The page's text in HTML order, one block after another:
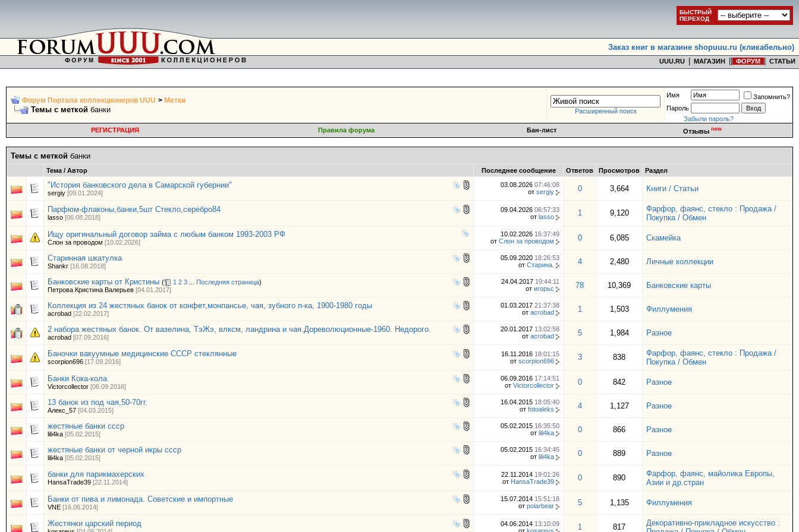
БЫСТРЫЙ
ПЕРЕХОД
Заказ книг в магазине shopuuu.ru (кликабельно)
UUU.RU МАГАЗИН ФОРУМ СТАТЬИ
Форум Портала коллекционеров UUU > Метки
Темы с меткой банки Расширенный поиск
Имя
Запомнить?
Пароль
Забыли пароль?
РЕГИСТРАЦИЯ
Правила форума Бан-лист Отзывы new
Темы с меткой банки
Тема / Автор Последнее сообщение Ответов Просмотров Раздел
"История банковского дела в Самарской губернии"
sergiy [09.01.2024]
03.08.2026 07:46:08
от sergiy 0 3,664 Книги / Статьи
Парфюм-флаконы,банки,5шт Стекло,серебро84
lasso [06.08.2018]
09.04.2026 06:57:33
от lasso 1 9,120
Фарфор, фаянс, стекло : Продажа /
Покупка / Обмен
Ищу оригинальный договор займа с любым банком 1993-2003 РФ
Слон за проводом [10.02.2026]
10.02.2026 16:37:49
от Слон за проводом 0 6,085 Скамейка
Старинная шкатулка
Shankr [16.08.2018]
05.09.2020 18:26:53
от Старина. 4 2,480 Личные коллекции
Банковские карты от Кристины ( 1 2 3 Последняя страница)
Петрова Кристина Валерьев [04.01.2017]
24.04.2017 19:44:11
от игорьс 78 10,369 Банковские карты
Коллекция из 24 жестяных банок от конфет,монпансье, чая, зубного п-ка, 1900-1980 годы
acrobad [22.02.2017]
01.03.2017 21:37:38
от acrobad 1 1,503 Филлумения
2 набора жестяных банок. От вазелина, ТэЖэ, влксм, ландрина и чая.Дореволюционные-1960. Недорого.
acrobad [07.09.2016]
20.01.2017 13:02:58
от acrobad 5 1,984 Разное
Баночки вакуумные медицинские СССР стеклянные
scorpion696 [17.09.2016]
16.11.2016 18:01:15
от scorpion696 3 838
Фарфор, фаянс, стекло : Продажа /
Покупка / Обмен
Банки Кока-кола
Victorcollector [06.09.2016]
06.09.2016 17:14:51
от Victorcollector 0 842 Разное
13 банок из под чая,50-70гг.
Алекс_57 [04.03.2015]
16.04.2015 18:05:40
от fotoaleks 4 1,127 Разное
жестяные банки ссср
lili4ka [05.02.2015]
05.02.2015 16:35:50
от lili4ka 0 866 Разное
жестяные банки от черной икры ссср
lili4ka [05.02.2015]
05.02.2015 16:34:45
от lili4ka 0 889 Разное
банки для парикмахерских
HansaTrade39 [22.11.2014]
22.11.2014 19:01:26
от HansaTrade39 0 890
Фарфор, фаянс, майолика Европы,
Азии и др.стран
Банки от пива и лимонада. Советские и импортные
VNE [16.06.2014]
15.07.2014 15:51:18
от polarbear 5 1,135 Филлумения
Жестянки царский период 04.06.2014 13:10:09
1 817
Декоративно-прикладное искусство :